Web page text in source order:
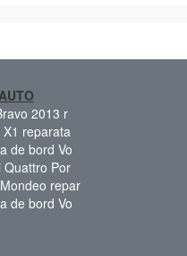
2013 r
reparata
de bord Vo
Quattro Por
repar
de bord Vo